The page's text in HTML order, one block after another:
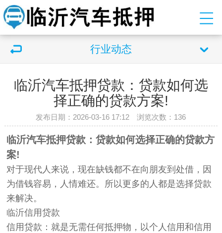
行业动态
临沂汽车抵押贷款：贷款如何选
择正确的贷款方案!
发布日期：2026-03-16 17:12 浏览次数： 136
临沂汽车抵押贷款：贷款如何选择正确的贷款方
案!
对于现代人来说，现在缺钱都不在向朋友到处借，因
为借钱容易，人情难还。所以更多的人都是选择贷款
来解决。
临沂信用贷款
信用贷款：就是无需任何抵押物，以个人信用和信用